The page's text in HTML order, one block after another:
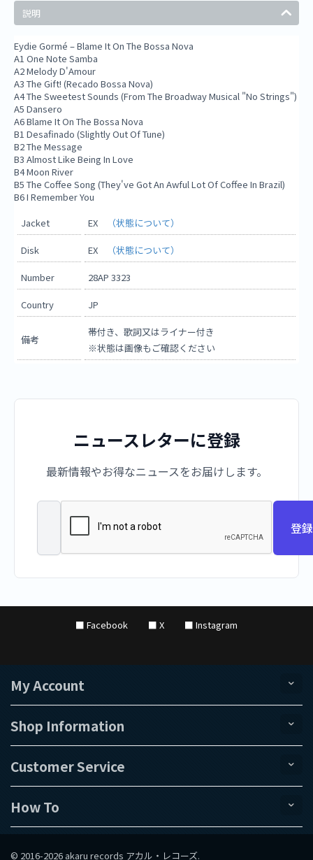
説明
Eydie Gormé – Blame It On The Bossa Nova
A1 One Note Samba
A2 Melody D'Amour
A3 The Gift! (Recado Bossa Nova)
A4 The Sweetest Sounds (From The Broadway Musical "No Strings")
A5 Dansero
A6 Blame It On The Bossa Nova
B1 Desafinado (Slightly Out Of Tune)
B2 The Message
B3 Almost Like Being In Love
B4 Moon River
B5 The Coffee Song (They've Got An Awful Lot Of Coffee In Brazil)
B6 I Remember You
Jacket
EX （状態について）
Disk EX （状態について）
Number 28AP 3323
Country JP
備考
帯付き、歌詞又はライナー付き
※状態は画像もご確認ください
ニュースレターに登録
最新情報やお得なニュースをお届けします。
登
■ Facebook ■ X ■ Instagram
My Account
Shop Information
Customer Service
How To
© 2016-2026 akaru records アカル・レコーズ.